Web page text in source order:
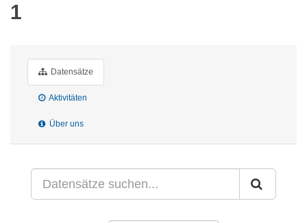
1
Datensätze
Aktivitäten
Über uns